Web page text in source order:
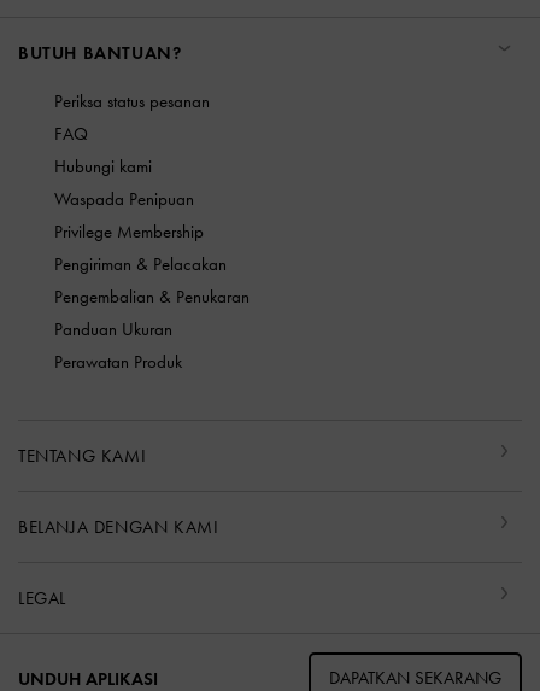
BUTUH BANTUAN?
Periksa status pesanan
FAQ
Hubungi kami
Waspada Penipuan
Privilege Membership
Pengiriman & Pelacakan
Pengembalian & Penukaran
Panduan Ukuran
Perawatan Produk
TENTANG KAMI
BELANJA DENGAN KAMI
LEGAL
UNDUH APLIKASI DAPATKAN SEKARANG